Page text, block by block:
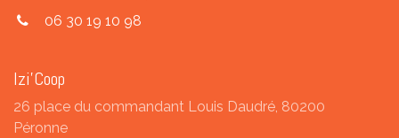
06 30 19 10 98
Izi'Coop
26 place du commandant Louis Daudré, 80200
Péronne